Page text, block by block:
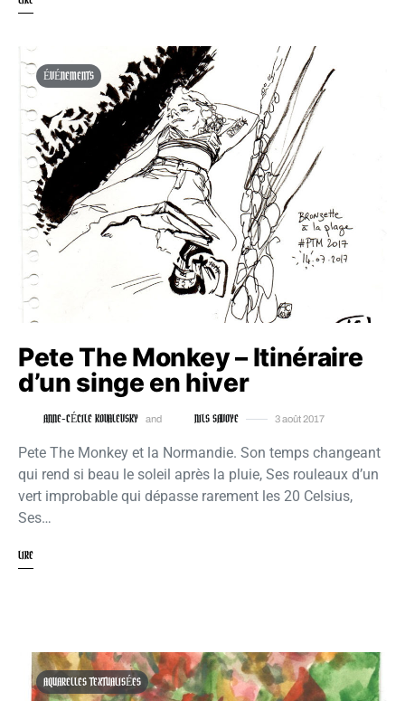
ÉVÉNEMENTS
Pete The Monkey – Itinéraire
d’un singe en hiver
ANNE-CÉCILE KOVALEVSKY and NILS SAVOYE 3 août 2017
Pete The Monkey et la Normandie. Son temps changeant
qui rend si beau le soleil après la pluie, Ses rouleaux d’un
vert improbable qui dépasse rarement les 20 Celsius,
Ses…
LIRE
AQUARELLES TEXTUALISÉES